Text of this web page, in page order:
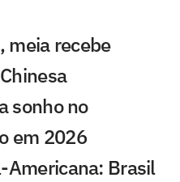
meia recebe
sonho no
em 2026
Americana: Brasil